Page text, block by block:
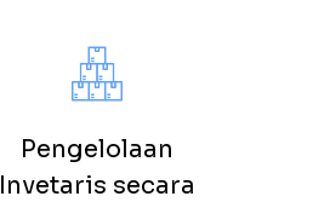
Pengelolaan
Invetaris secara